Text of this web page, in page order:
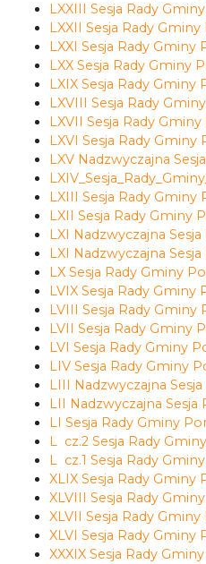
LXXIII Sesja Rady
LXXII Sesja Rady
LXXI Sesja Rady Gminy
LXX Sesja Rady Gminy
LXIX Sesja Rady Gminy
LXVIII Sesja Rady
LXVII Sesja Rady
LXVI Sesja Rady Gminy
LXV Nadzwyczajna
LXIII Sesja Rady Gminy
LXII Sesja Rady Gminy
LXI Nadzwyczajna
LXI Nadzwyczajna
LX Sesja Rady Gminy
LVIX Sesja Rady Gminy
LVIII Sesja Rady Gminy
LVII Sesja Rady Gminy
LVI Sesja Rady Gminy
LIV Sesja Rady Gminy
LIII Nadzwyczajna
LII Nadzwyczajna
LI Sesja Rady Gminy
L cz.2 Sesja Rady
L cz.1 Sesja Rady
XLIX Sesja Rady Gminy
XLVIII Sesja Rady
XLVII Sesja Rady
XLVI Sesja Rady Gminy
XXXIX Sesja Rady